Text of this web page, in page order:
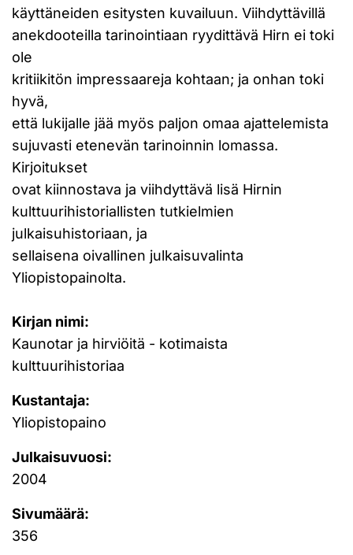
käyttäneiden esitysten kuvailuun. Viihdyttävillä
anekdooteilla tarinointiaan ryydittävä Hirn ei toki
ole
kritiikitön impressaareja kohtaan; ja onhan toki
hyvä,
että lukijalle jää myös paljon omaa ajattelemista
sujuvasti etenevän tarinoinnin lomassa.
Kirjoitukset
ovat kiinnostava ja viihdyttävä lisä Hirnin
kulttuurihistoriallisten tutkielmien
julkaisuhistoriaan, ja
sellaisena oivallinen julkaisuvalinta
Yliopistopainolta.
Kirjan nimi:
Kaunotar ja hirviöitä - kotimaista
kulttuurihistoriaa
Kustantaja:
Yliopistopaino
Julkaisuvuosi:
2004
Sivumäärä:
356